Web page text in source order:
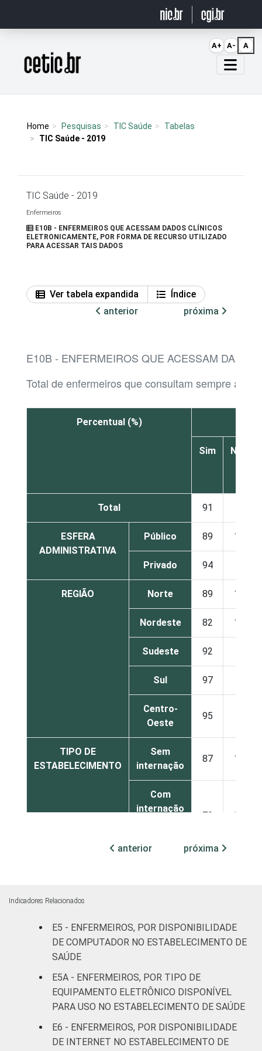
Página inicial
Home Pesquisas TIC Saúde
Tabelas
TIC Saúde - 2019
TIC Saúde - 2019
Enfermeiros
E10B - ENFERMEIROS QUE ACESSAM DADOS CLÍNICOS
ELETRONICAMENTE, POR FORMA DE RECURSO UTILIZADO
PARA ACESSAR TAIS DADOS
Ver tabela expandida
Índice
anterior
próxima
E10B - ENFERMEIROS QUE ACESSAM
Total de enfermeiros que consultam sempre ao
Percentual (%)
Sim Não
Total 91
ESFERA
ADMINISTRATIVA
Público 89 11
Privado 94
REGIÃO Norte 89 11
Nordeste 82 18
Sudeste 92
Sul 97
Centro-
Oeste
95
TIPO DE
ESTABELECIMENTO
Sem
internação
87 13
Com
internação
70 30
Serviço de
terapia
IDENTIFICAÇÃO DE
UNIDADE BÁSICA
DE SAÚDE
UBS 91 9
Não UBS 91
anterior próxima
Indicadores Relacionados
E5 - ENFERMEIROS, POR DISPONIBILIDADE
DE COMPUTADOR NO ESTABELECIMENTO DE
SAÚDE
E5A - ENFERMEIROS, POR TIPO DE
EQUIPAMENTO ELETRÔNICO DISPONÍVEL
PARA USO NO ESTABELECIMENTO DE SAÚDE
E6 - ENFERMEIROS, POR DISPONIBILIDADE
DE INTERNET NO ESTABELECIMENTO DE
A+ A- A